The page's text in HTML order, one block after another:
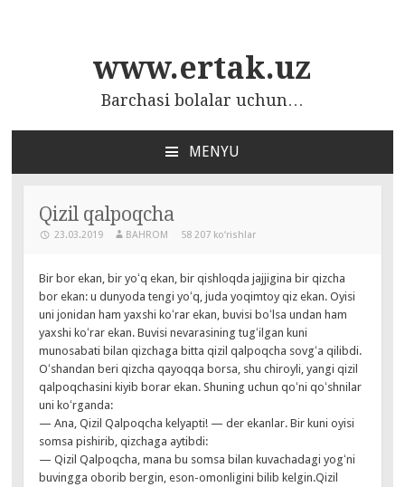
www.ertak.uz
Barchasi bolalar uchun…
MENYU
СОДЕРЖАНИЮ
Qizil qalpoqcha
23.03.2019 BAHROM 58 207 ko‘rishlar
Bir bor ekan, bir yoʻq ekan, bir qishloqda jajjigina bir qizcha
bor ekan: u dunyoda tengi yoʻq, juda yoqimtoy qiz ekan. Oyisi
uni jonidan ham yaxshi koʻrar ekan, buvisi boʻlsa undan ham
yaxshi koʻrar ekan. Buvisi nevarasining tugʻilgan kuni
munosabati bilan qizchaga bitta qizil qalpoqcha sovgʻa qilibdi.
Oʻshandan beri qizcha qayoqqa borsa, shu chiroyli, yangi qizil
qalpoqchasini kiyib borar ekan. Shuning uchun qoʻni qoʻshnilar
uni koʻrganda:
— Ana, Qizil Qalpoqcha kelyapti! — der ekanlar. Bir kuni oyisi
somsa pishirib, qizchaga aytibdi:
— Qizil Qalpoqcha, mana bu somsa bilan kuvachadagi yogʻni
buvingga oborib bergin, eson-omonligini bilib kelgin.Qizil